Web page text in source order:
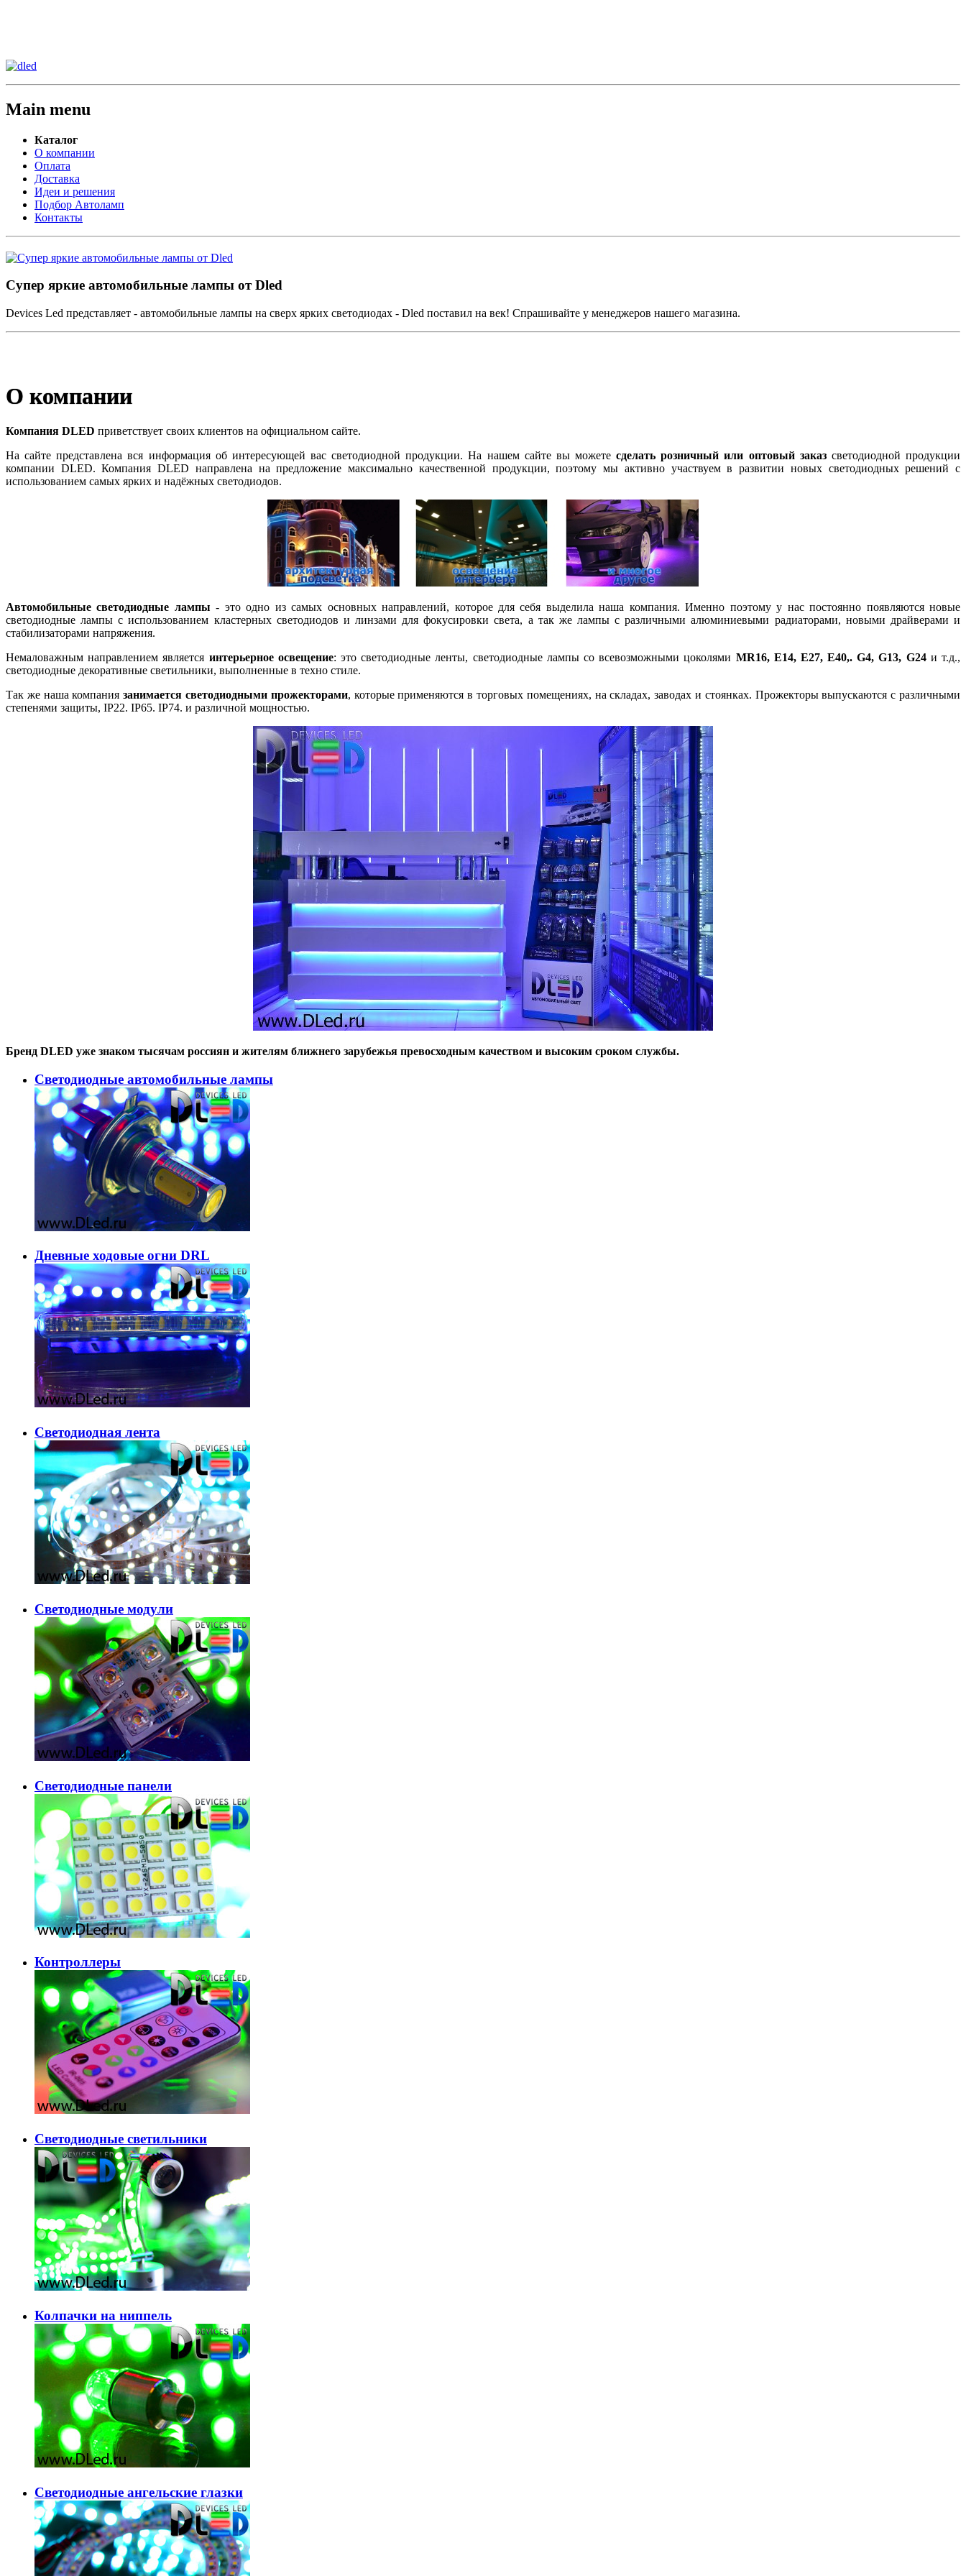
Main menu
Каталог
О компании
Оплата
Доставка
Идеи и решения
Подбор Автоламп
Контакты
Супер яркие автомобильные лампы от Dled
Devices Led представляет - автомобильные лампы на сверх ярких светодиодах - Dled поставил на век! Спрашивайте у менеджеров нашего магазина.
О компании
Компания DLED приветствует своих клиентов на официальном сайте.
На сайте представлена вся информация об интересующей вас светодиодной продукции. На нашем сайте вы можетесделать розничный или оптовый заказсветодиодной продукции
компании DLED. Компания DLED направлена на предложение максимально качественной продукции, поэтому мы активно участвуем в развитии новых светодиодных решений с
использованием самых ярких и надёжных светодиодов.
Автомобильные светодиодные лампы - это одно из самых основных направлений, которое для себя выделила наша компания. Именно поэтому у нас постоянно появляются новые
светодиодные лампы с использованием кластерных светодиодов и линзами для фокусировки света, а так же лампы с различными алюминиевыми радиаторами, новыми драйверами и
стабилизаторами напряжения.
Немаловажным направлением является интерьерное освещение: это светодиодные ленты, светодиодные лампы со всевозможными цоколями MR16, E14, E27, E40,. G4, G13, G24и т.д.,
светодиодные декоративные светильники, выполненные в техно стиле.
Так же наша компаниязанимается светодиодными прожекторами, которые применяются в торговых помещениях, на складах, заводах и стоянках. Прожекторы выпускаются с различными
степенями защиты, IP22. IP65. IP74. и различной мощностью.
Бренд DLED уже знаком тысячам россиян и жителям ближнего зарубежья превосходным качеством и высоким сроком службы.
Светодиодные автомобильные лампы
Дневные ходовые огни DRL
Светодиодная лента
Светодиодные модули
Светодиодные панели
Контроллеры
Светодиодные светильники
Колпачки на ниппель
Светодиодные ангельские глазки